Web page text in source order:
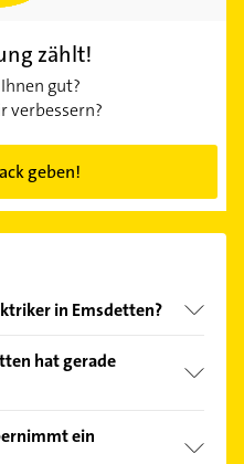
zählt!
gut?
verbessern?
geben!
in Emsdetten?
Sie von den
können Sie sich
hat gerade
an Sonn- und
ein